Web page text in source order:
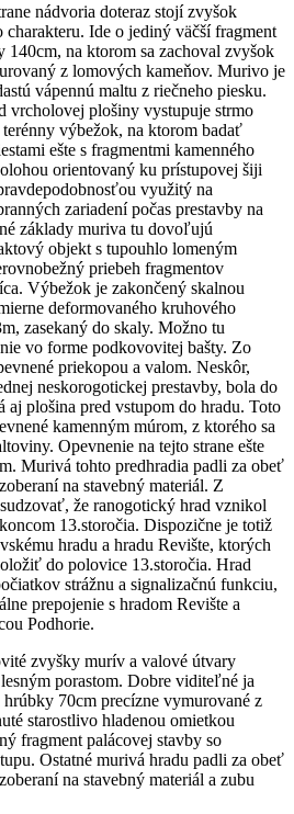
nádvoria doteraz stojí zvyšok
Ide o jediný väčší fragment
140cm, na ktorom sa zachoval zvyšok
z lomových kameňov. Murivo je
vápennú maltu z riečneho piesku.
vrcholovej plošiny vystupuje strmo
výbežok, na ktorom badať
ešte s fragmentmi kamenného
orientovaný ku prístupovej šiji
využitý na
zariadení počas prestavby na
základy muriva tu dovoľujú
objekt s tupouhlo lomeným
priebeh fragmentov
Výbežok je zakončený skalnou
deformovaného kruhového
zasekaný do skaly. Možno tu
vo forme podkovovitej bašty. Zo
priekopou a valom. Neskôr,
neskorogotickej prestavby, bola do
aj plošina pred vstupom do hradu. Toto
kamenným múrom, z ktorého sa
Opevnenie na tejto strane ešte
Murivá tohto predhradia padli za obeť
na stavebný materiál. Z
že ranogotický hrad vznikol
13.storočia. Dispozične je totiž
hradu a hradu Revište, ktorých
do polovice 13.storočia. Hrad
strážnu a signalizačnú funkciu,
prepojenie s hradom Revište a
Podhorie.
zvyšky murív a valové útvary
porastom. Dobre viditeľné ja
70cm precízne vymurované z
starostlivo hladenou omietkou
fragment palácovej stavby so
Ostatné murivá hradu padli za obeť
na stavebný materiál a zubu